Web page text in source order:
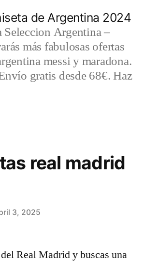
de Argentina 2024
Seleccion Argentina –
más fabulosas ofertas
messi y maradona.
gratis desde 68€. Haz
real madrid
3, 2025
Real Madrid y buscas una